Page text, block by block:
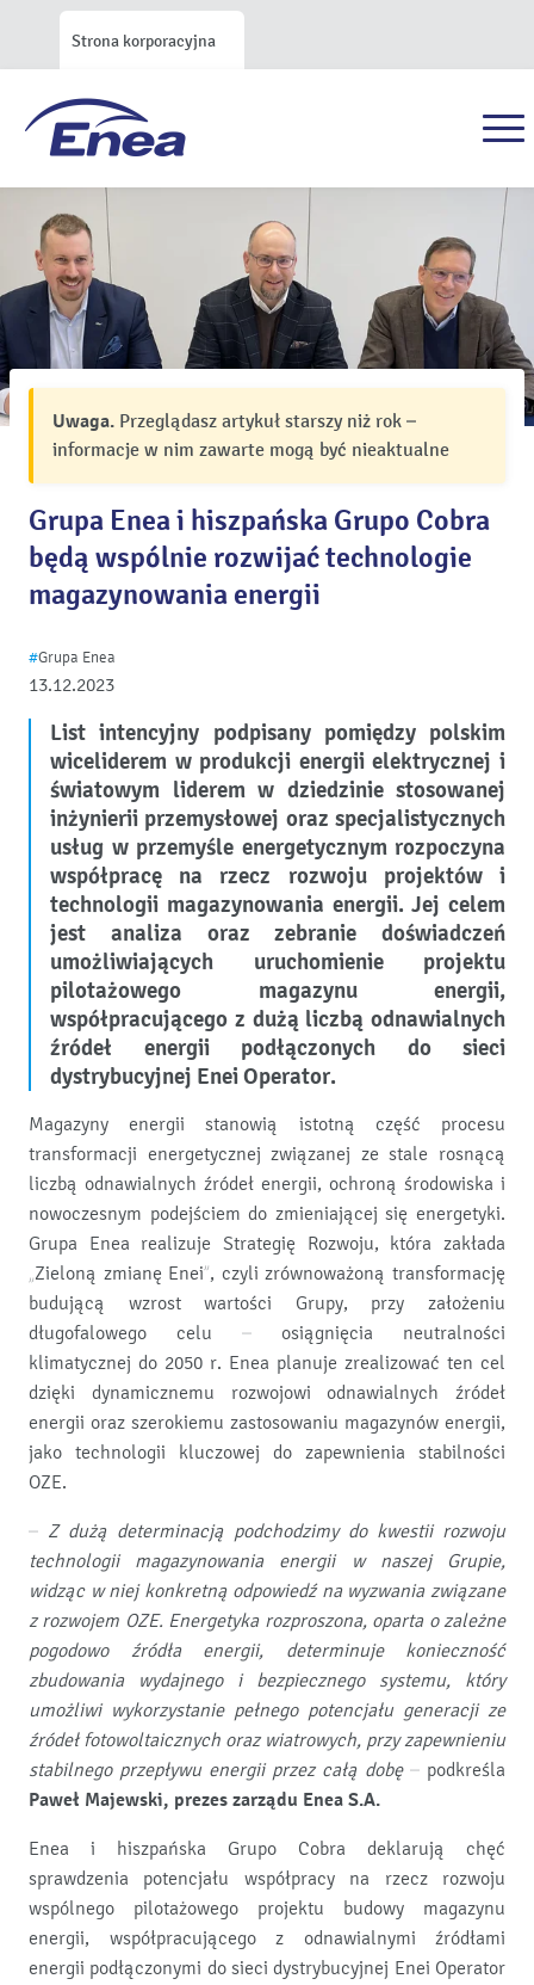
Strona korporacyjna
Uwaga. Przeglądasz artykuł starszy niż rok –
informacje w nim zawarte mogą być nieaktualne
Grupa Enea i hiszpańska Grupo Cobra
będą wspólnie rozwijać technologie
magazynowania energii
13.12.2023
#Grupa Enea
List intencyjny podpisany pomiędzy polskim
wiceliderem w produkcji energii elektrycznej i
światowym liderem w dziedzinie stosowanej
inżynierii przemysłowej oraz specjalistycznych
usług w przemyśle energetycznym rozpoczyna
współpracę na rzecz rozwoju projektów i
technologii magazynowania energii. Jej celem
jest analiza oraz zebranie doświadczeń
umożliwiających uruchomienie projektu
pilotażowego magazynu energii,
współpracującego z dużą liczbą odnawialnych
źródeł energii podłączonych do sieci
dystrybucyjnej Enei Operator.
Magazyny energii stanowią istotną część procesu
transformacji energetycznej związanej ze stale rosnącą
liczbą odnawialnych źródeł energii, ochroną środowiska i
nowoczesnym podejściem do zmieniającej się energetyki.
Grupa Enea realizuje Strategię Rozwoju, która zakłada
„Zieloną zmianę Enei”, czyli zrównoważoną transformację
budującą wzrost wartości Grupy, przy założeniu
długofalowego celu – osiągnięcia neutralności
klimatycznej do 2050 r. Enea planuje zrealizować ten cel
dzięki dynamicznemu rozwojowi odnawialnych źródeł
energii oraz szerokiemu zastosowaniu magazynów energii,
jako technologii kluczowej do zapewnienia stabilności
OZE.
– Z dużą determinacją podchodzimy do kwestii rozwoju
technologii magazynowania energii w naszej Grupie,
widząc w niej konkretną odpowiedź na wyzwania związane
z rozwojem OZE. Energetyka rozproszona, oparta o zależne
pogodowo źródła energii, determinuje konieczność
zbudowania wydajnego i bezpiecznego systemu, który
umożliwi wykorzystanie pełnego potencjału generacji ze
źródeł fotowoltaicznych oraz wiatrowych, przy zapewnieniu
stabilnego przepływu energii przez całą dobę – podkreśla
Paweł Majewski, prezes zarządu Enea S.A.
Enea i hiszpańska Grupo Cobra deklarują chęć
sprawdzenia potencjału współpracy na rzecz rozwoju
wspólnego pilotażowego projektu budowy magazynu
energii, współpracującego z odnawialnymi źródłami
energii podłączonymi do sieci dystrybucyjnej Enei Operator